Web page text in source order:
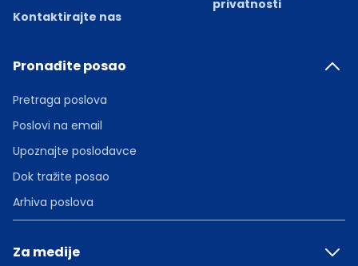
Kontaktirajte nas
privatnosti
Pronađite posao
Pretraga poslova
Poslovi na email
Upoznajte poslodavce
Dok tražite posao
Arhiva poslova
Za medije